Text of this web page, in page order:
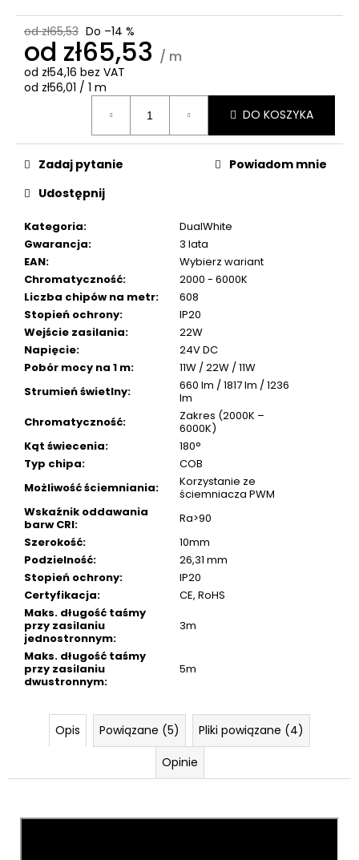
od zł65,53 Do –14 %
od zł65,53 / m
od zł54,16 bez VAT
Cena
jednostkowa:
od zł56,01 / 1 m
DO KOSZYKA
Kategoria:
DualWhite
Gwarancja:
3 lata
EAN:
Wybierz wariant
Chromatyczność:
2000 - 6000K
Liczba chipów na metr:
608
Stopień ochrony:
IP20
Wejście zasilania:
22W
Napięcie:
24V DC
Pobór mocy na 1 m:
11W / 22W / 11W
Strumień świetlny:
660 lm / 1817 lm / 1236
lm
Chromatyczność:
Zakres (2000K –
6000K)
Kąt świecenia:
180°
Typ chipa:
COB
Możliwość ściemniania:
Korzystanie ze
ściemniacza PWM
Wskaźnik oddawania
barw CRI:
Ra>90
Szerokość:
10mm
Podzielność:
26,31 mm
Stopień ochrony:
IP20
Certyfikacja:
CE, RoHS
Maks. długość taśmy
przy zasilaniu
jednostronnym:
3m
Maks. długość taśmy
przy zasilaniu
dwustronnym:
5m
Zadaj pytanie
Powiadom mnie
Udostępnij
Opis Powiązane (5)
Pliki powiązane (4)
Opinie